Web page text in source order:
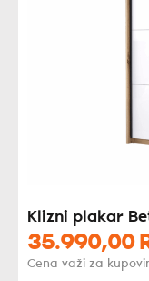
Klizni plakar
35.990,00
Cena važi za